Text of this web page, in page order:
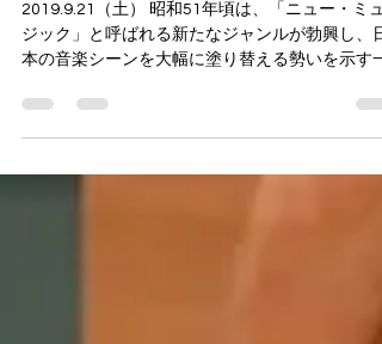
2019.9.21（土） 昭和51年頃は、「ニュー・ミュ
ジック」と呼ばれる新たなジャンルが勃興し、日
本の音楽シーンを大幅に塗り替える勢いを示す一
かえりたい」で荒井由実が脚光を浴び、デビュー
したての尾崎亜美、庄野真代や中島みゆき、...